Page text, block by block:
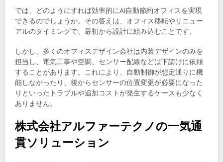
では、どのようにすれば効率的にAI自動節約オフィスを実現
できるのでしょうか。その答えは、オフィス移転やリニュー
アルのタイミングで、最初から設計に組み込むことです。
しかし、多くのオフィスデザイン会社は内装デザインのみを
担当し、電気工事や空調、センサー配線などは下請けに依頼
することがあります。これにより、自動制御が想定通りに機
能しなかったり、後からセンサーの位置変更が必要になった
りといったトラブルや追加コストが発生するケースも少なく
ありません。
株式会社アルファーテクノの一気通
貫ソリューション